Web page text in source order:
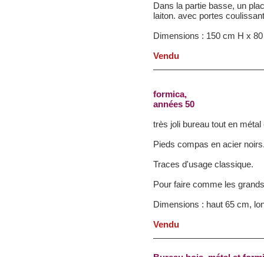
Dans la partie basse, un
laiton. avec portes
Dimensions : 150 cm H x
Vendu
formica,
années 50
très joli bureau tout en
Pieds compas en acier
Traces d'usage classique.
Pour faire comme les
Dimensions : haut 65 cm,
Vendu